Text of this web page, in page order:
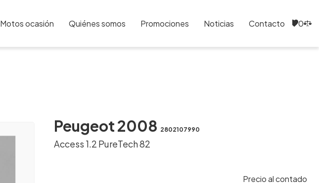
Motos ocasión Quiénes somos Promociones Noticias Contacto 0
Peugeot 2008 2802107990
Access 1.2 PureTech 82
Precio al contado